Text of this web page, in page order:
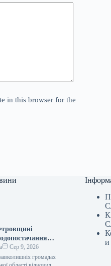
in this browser for the
аварії
Сер 9, 2026
громадах
и